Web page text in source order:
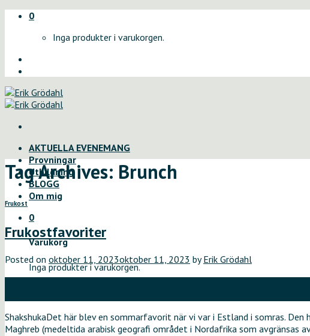
Skip
0
Inga produkter i varukorgen.
AKTUELLA EVENEMANG
Provningar
Utbildning
BLOGG
Om mig
0
Varukorg
Inga produkter i varukorgen.
Tag Archives: Brunch
Frukost
Frukostfavoriter
Posted on oktober 11, 2023oktober 11, 2023 byErik Grödahl
ShakshukaDet här blev en sommarfavorit när vi var i Estland i somras.
Maghreb (medeltida arabisk geografi området i Nordafrika som avgränsas